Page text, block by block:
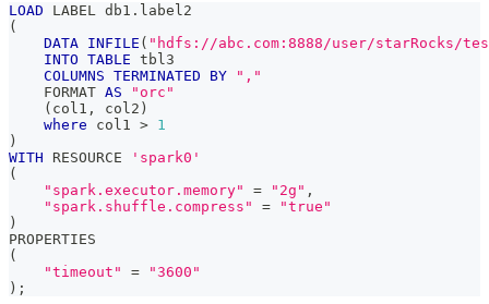
LOAD LABEL db1 . label2
(
DATA INFILE ( "hdfs://abc.com:8888/user/starRocks/
INTO TABLE tbl3
COLUMNS TERMINATED BY
","
    FORMAT
AS
"orc"
( col1 , col2 )
where col1 > 1
)
WITH RESOURCE
'spark0'
(
"spark.executor.memory"
= "2g" ,
"spark.shuffle.compress"
=
"true"
)
PROPERTIES
(
"timeout"
=
"3600"
) ;